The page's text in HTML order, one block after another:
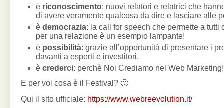
è riconoscimento: nuovi relatori e relatrici che
di avere veramente qualcosa da dire e lasciare alle
è democrazia: la call for speech che permette a tutti
per una relazione è un esempio lampante!
è possibilità: grazie all’opportunità di presentare i
davanti a esperti e investitori.
è crederci: perchè Noi Crediamo nel Web
E per voi cosa è il Festival? 🙂
Qui il sito ufficiale: https://www.webreevolution.it/